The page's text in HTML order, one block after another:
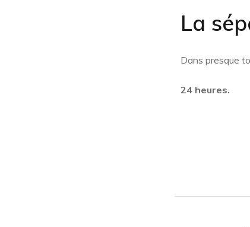
La
Dans presque
24 heures.